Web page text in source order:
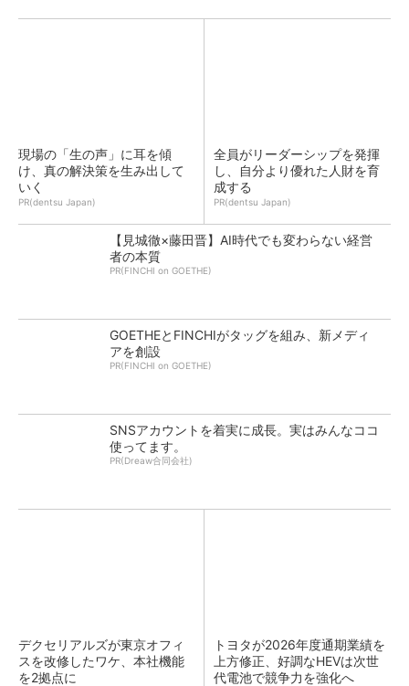
現場の「生の声」に耳を傾
け、真の解決策を生み出して
いく
PR(dentsu Japan)
全員がリーダーシップを発揮
し、自分より優れた人財を育
成する
PR(dentsu Japan)
【見城徹×藤田晋】AI時代でも変わらない経営
者の本質
PR(FINCHI on GOETHE)
GOETHEとFINCHIがタッグを組み、新メディ
アを創設
PR(FINCHI on GOETHE)
SNSアカウントを着実に成長。実はみんなココ
使ってます。
PR(Dreaw合同会社)
デクセリアルズが東京オフィ
スを改修したワケ、本社機能
を2拠点に
トヨタが2026年度通期業績を
上方修正、好調なHEVは次世
代電池で競争力を強化へ